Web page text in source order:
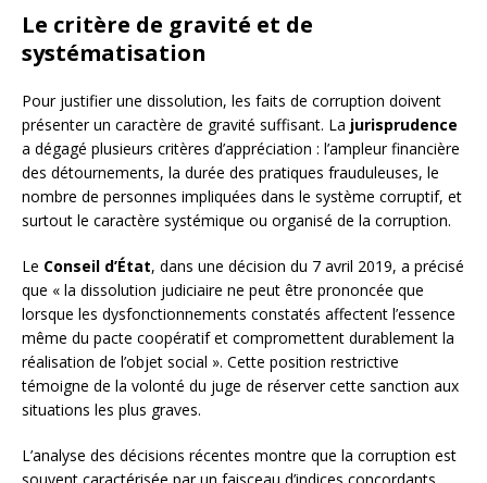
Le critère de gravité et de
systématisation
Pour justifier une dissolution, les faits de corruption doivent
présenter un caractère de gravité suffisant. La jurisprudence
a dégagé plusieurs critères d’appréciation : l’ampleur financière
des détournements, la durée des pratiques frauduleuses, le
nombre de personnes impliquées dans le système corruptif, et
surtout le caractère systémique ou organisé de la corruption.
Le Conseil d’État, dans une décision du 7 avril 2019, a précisé
que « la dissolution judiciaire ne peut être prononcée que
lorsque les dysfonctionnements constatés affectent l’essence
même du pacte coopératif et compromettent durablement la
réalisation de l’objet social ». Cette position restrictive
témoigne de la volonté du juge de réserver cette sanction aux
situations les plus graves.
L’analyse des décisions récentes montre que la corruption est
souvent caractérisée par un faisceau d’indices concordants